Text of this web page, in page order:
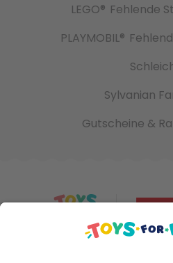
LEGO® Fehlende
PLAYMOBIL®
Sylvanian
Gutscheine &